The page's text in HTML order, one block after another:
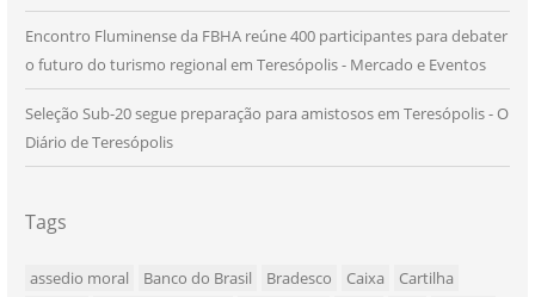
Encontro Fluminense da FBHA reúne 400 participantes para debater
o futuro do turismo regional em Teresópolis - Mercado e Eventos
Seleção Sub-20 segue preparação para amistosos em Teresópolis - O
Diário de Teresópolis
Tags
assedio moral Banco do Brasil Bradesco Caixa
Cartilha